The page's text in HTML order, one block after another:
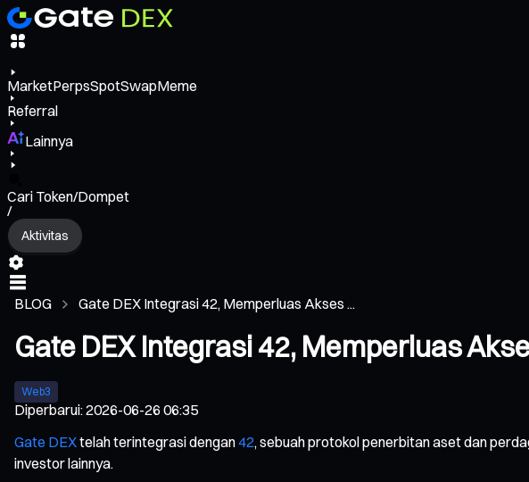
MarketPerpsSpotSwapMeme
Referral
Lainnya
Cari Token/Dompet
/
Aktivitas
BLOG Gate DEX Integrasi 42, Memperluas Akses ...
Gate DEX Integrasi 42, Memperluas
Web3
Diperbarui:2026-06-26 06:35
Gate DEXtelah terintegrasi dengan42, sebuah protokol penerbitan aset dan
investor lainnya.